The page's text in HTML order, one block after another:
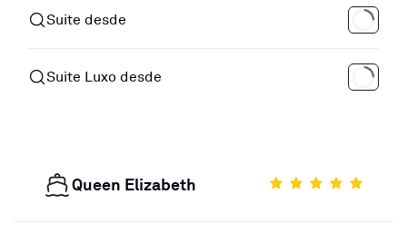
Suite desde
Suite Luxo desde
Queen Elizabeth